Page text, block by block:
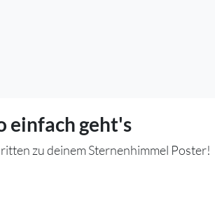
einfach geht's
zu deinem Sternenhimmel Poster!